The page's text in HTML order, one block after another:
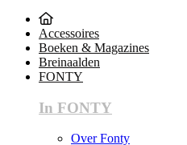
Accessoires
Boeken & Magazines
Breinaalden
FONTY
In FONTY
Over Fonty